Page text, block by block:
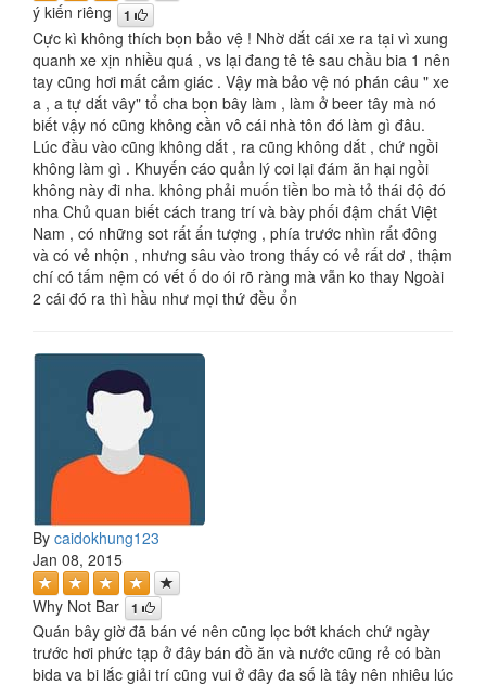
ý kiến riêng 1
Cực kì không thích bọn bảo vệ ! Nhờ dắt cái xe ra tại vì xung
quanh xe xịn nhiều quá , vs lại đang tê tê sau chầu bia 1 nên
tay cũng hơi mất cảm giác . Vậy mà bảo vệ nó phán câu " xe
a , a tự dắt vây" tổ cha bọn bây làm , làm ở beer tây mà nó
biết vậy nó cũng không cần vô cái nhà tôn đó làm gì đâu.
Lúc đầu vào cũng không dắt , ra cũng không dắt , chứ ngồi
không làm gì . Khuyến cáo quản lý coi lại đám ăn hại ngồi
không này đi nha. không phải muốn tiền bo mà tỏ thái độ đó
nha Chủ quan biết cách trang trí và bày phối đậm chất Việt
Nam , có những sot rất ấn tượng , phía trước nhìn rất đông
và có vẻ nhộn , nhưng sâu vào trong thấy có vẻ rất dơ , thậm
chí có tấm nệm có vết ố do ói rõ ràng mà vẫn ko thay Ngoài
2 cái đó ra thì hầu như mọi thứ đều ổn
By caidokhung123
Jan 08, 2015
Why Not Bar 1
Quán bây giờ đã bán vé nên cũng lọc bớt khách chứ ngày
trước hơi phức tạp ở đây bán đồ ăn và nước cũng rẻ có bàn
bida va bi lắc giải trí cũng vui ở đây đa số là tây nên nhiêu lúc